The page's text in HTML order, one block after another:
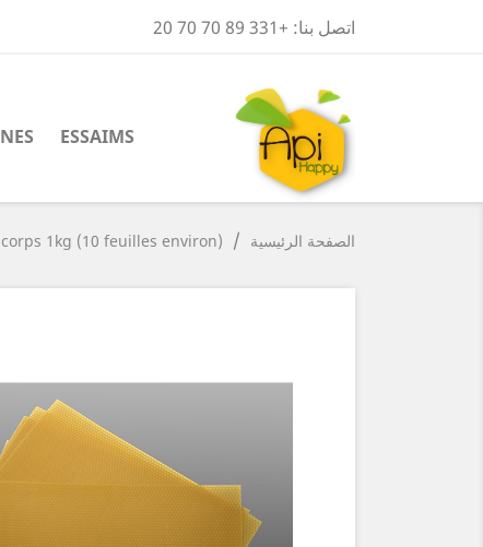
اتصل بنا: +331 89 70 70 20
ESSAIMS
الصفحة الرئيسية 1kg (10 feuilles environ)